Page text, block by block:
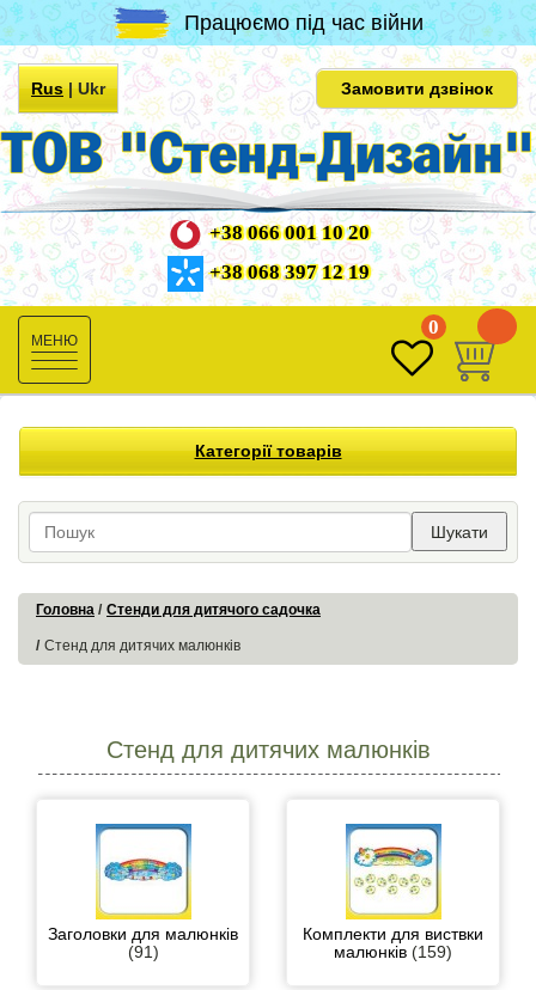
Працюємо під час війни
Rus|Ukr Замовити дзвінок
+38 066 001 10 20
+38 068 397 12 19
Toggle
navigation
0
Категорії товарів
Шукати
Головна Стенди для дитячого садочка
Стенд для дитячих малюнків
Стенд для дитячих малюнків
Заголовки для малюнків
(91)
Комплекти для виствки
малюнків (159)